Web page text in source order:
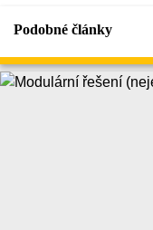
Podobné články